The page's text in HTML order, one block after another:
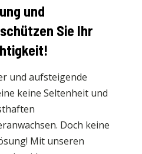
und
Sie Ihr
und aufsteigende
keine Seltenheit und
Doch keine
Mit unseren